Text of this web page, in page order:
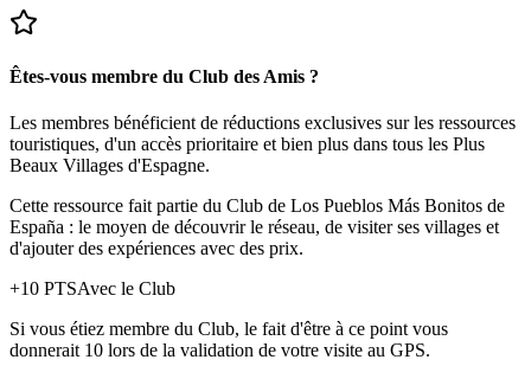
Êtes-vous membre du Club des Amis ?
Les membres bénéficient de réductions exclusives sur les ressources
touristiques, d'un accès prioritaire et bien plus dans tous les Plus
Beaux Villages d'Espagne.
Cette ressource fait partie du Club de Los Pueblos Más Bonitos de
España : le moyen de découvrir le réseau, de visiter ses villages et
d'ajouter des expériences avec des prix.
+10 PTSAvec le Club
Si vous étiez membre du Club, le fait d'être à ce point vous
donnerait 10 lors de la validation de votre visite au GPS.